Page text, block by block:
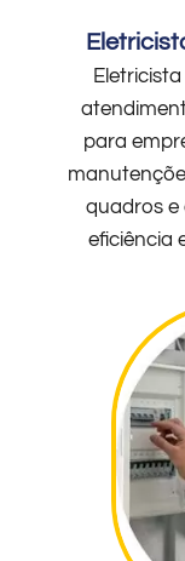
para
quadros e
eficiência